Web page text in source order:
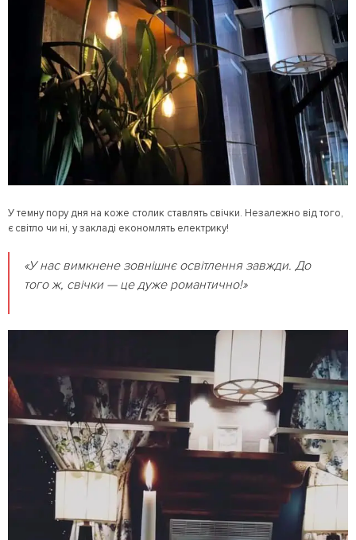
У темну пору дня на коже столик ставлять свічки. Незалежно від того,
є світло чи ні, у закладі економлять електрику!
«У нас вимкнене зовнішнє освітлення завжди. До
того ж, свічки — це дуже романтично!»